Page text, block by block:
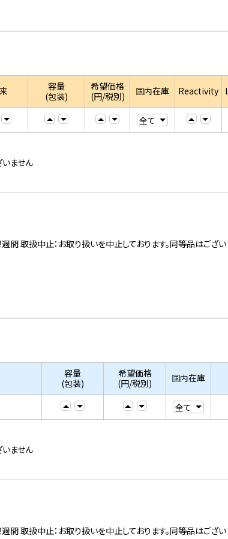
容量
(包装)
希望価格
(円/税別)
国内在庫 Reactivity
ません
取扱中止：お取り扱いを中止しております。同等品はござい
容量
(包装)
希望価格
(円/税別)
国内在庫
ません
取扱中止：お取り扱いを中止しております。同等品はござい